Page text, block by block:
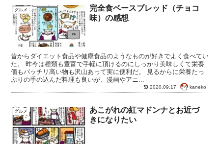
グルメ
完全食ベースブレッド（チョコ
味）の感想
昔からダイエット食品や健康食品のようなものが好きでよく食べてい
た。 昨今は種類も豊富で手軽に頂けるのにしっかり美味しくて栄養
価もバッチリ高い物も沢山あって実に便利だ。 見るからに栄養たっ
ぷりの手の込んだ料理も良いが、漫画やアニ...
2020.09.17 kaneko
グルメ
あこがれの紅マドンナとお近づ
きになりたい